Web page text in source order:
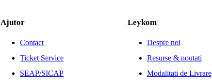
Ajutor
Contact
Ticket Service
SEAP/SICAP
Leykom
Despre noi
Resurse & noutati
Modalitati de Livrare